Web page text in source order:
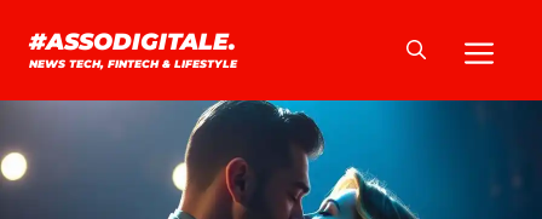
#ASSODIGITALE.
NEWS TECH, FINTECH & LIFESTYLE